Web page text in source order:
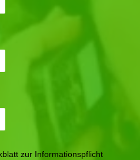
zur Informationspflicht